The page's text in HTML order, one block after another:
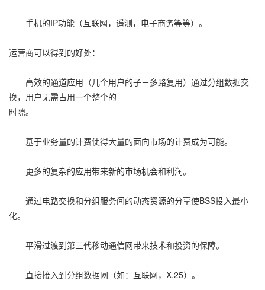
手机的IP功能（互联网，遥测，电子商务等等）。
运营商可以得到的好处：
高效的通道应用（几个用户的子－多路复用）通过分组数据交
换，用户无需占用一个整个的
时隙。
基于业务量的计费使得大量的面向市场的计费成为可能。
更多的复杂的应用带来新的市场机会和利润。
通过电路交换和分组服务间的动态资源的分享使BSS投入最小
化。
平滑过渡到第三代移动通信网带来技术和投资的保障。
直接接入到分组数据网（如：互联网，X.25）。